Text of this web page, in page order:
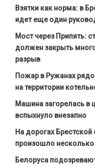
Взятки как норма: в
идет еще один
Мост через Припять:
должен закрыть
разрыв
Пожар в Ружанах
на территории
Машина загорелась в
вспыхнуло внезапно
На дорогах
произошло несколько
Белоруса